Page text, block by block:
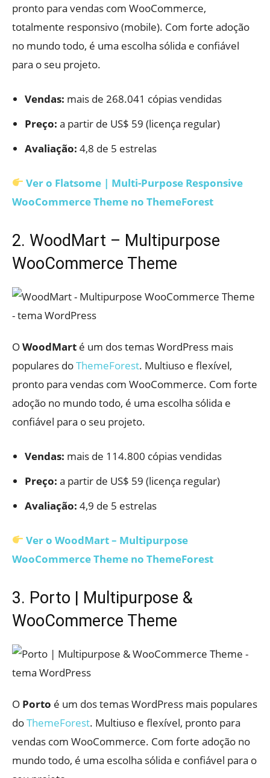
pronto para vendas com WooCommerce,
totalmente responsivo (mobile). Com forte adoção
no mundo todo, é uma escolha sólida e confiável
para o seu projeto.
Vendas: mais de 268.041 cópias vendidas
Preço: a partir de US$ 59 (licença regular)
Avaliação: 4,8 de 5 estrelas
Ver o Flatsome | Multi-Purpose Responsive
WooCommerce Theme no ThemeForest
2. WoodMart – Multipurpose
WooCommerce Theme
OWoodMart é um dos temas WordPress mais
populares doThemeForest. Multiuso e flexível,
pronto para vendas com WooCommerce. Com forte
adoção no mundo todo, é uma escolha sólida e
confiável para o seu projeto.
Vendas: mais de 114.800 cópias vendidas
Preço: a partir de US$ 59 (licença regular)
Avaliação: 4,9 de 5 estrelas
Ver o WoodMart – Multipurpose
WooCommerce Theme no ThemeForest
3. Porto | Multipurpose &
WooCommerce Theme
O Porto é um dos temas WordPress mais populares
doThemeForest. Multiuso e flexível, pronto para
vendas com WooCommerce. Com forte adoção no
mundo todo, é uma escolha sólida e confiável para o